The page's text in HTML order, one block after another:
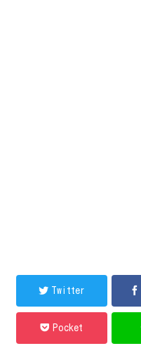
Twitter
Pocket